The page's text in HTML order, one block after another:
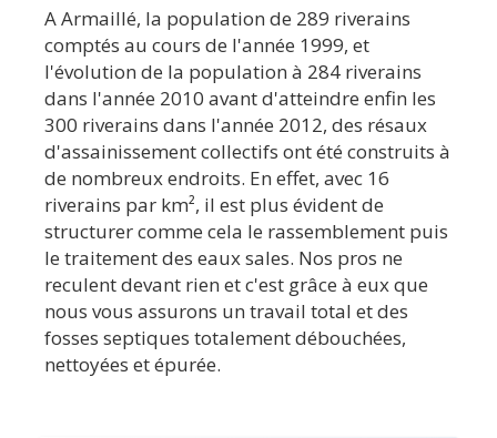
A Armaillé, la population de 289 riverains
comptés au cours de l'année 1999, et
l'évolution de la population à 284 riverains
dans l'année 2010 avant d'atteindre enfin les
300 riverains dans l'année 2012, des résaux
d'assainissement collectifs ont été construits à
de nombreux endroits. En effet, avec 16
riverains par km², il est plus évident de
structurer comme cela le rassemblement puis
le traitement des eaux sales. Nos pros ne
reculent devant rien et c'est grâce à eux que
nous vous assurons un travail total et des
fosses septiques totalement débouchées,
nettoyées et épurée.